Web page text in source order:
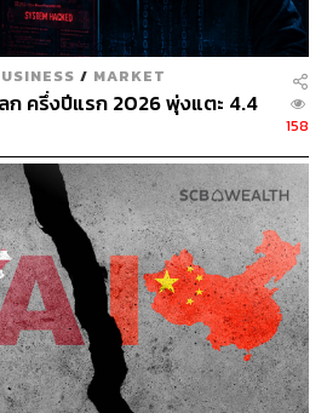
ฮ่องกง
Hongkong
86
/ MARKET
ก ครึ่งปีแรก 2026 พุ่งแตะ 4.4
158